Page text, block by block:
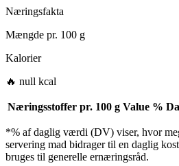
Næringsfakta
Mængde pr. 100 g
Kalorier
🔥 null kcal
Næringsstoffer pr. 100 g Value %
*% af daglig værdi (DV) viser, hvor
servering mad bidrager til en daglig
bruges til generelle ernæringsråd.